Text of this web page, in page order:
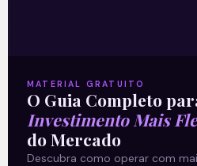
Leia mais
25/06/2021
MATERIAL GRATUITO
O Guia Completo
Investimento Mais
do Mercado
Descubra como operar com